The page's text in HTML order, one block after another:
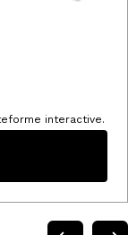
interactive.